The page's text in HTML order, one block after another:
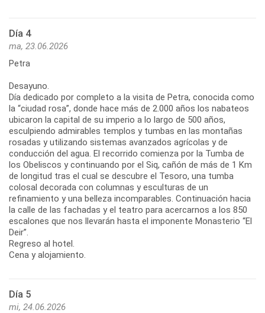
Día 4
ma, 23.06.2026
Petra
Desayuno.
Día dedicado por completo a la visita de Petra, conocida como
la “ciudad rosa”, donde hace más de 2.000 años los nabateos
ubicaron la capital de su imperio a lo largo de 500 años,
esculpiendo admirables templos y tumbas en las montañas
rosadas y utilizando sistemas avanzados agrícolas y de
conducción del agua. El recorrido comienza por la Tumba de
los Obeliscos y continuando por el Siq, cañón de más de 1 Km
de longitud tras el cual se descubre el Tesoro, una tumba
colosal decorada con columnas y esculturas de un
refinamiento y una belleza incomparables. Continuación hacia
la calle de las fachadas y el teatro para acercarnos a los 850
escalones que nos llevarán hasta el imponente Monasterio “El
Deir”.
Regreso al hotel.
Cena y alojamiento.
Día 5
mi, 24.06.2026